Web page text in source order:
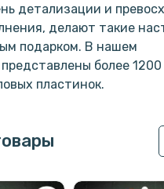
детализации и
делают такие
подарком. В нашем
более
пластинок.